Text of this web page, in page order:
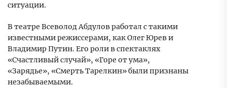
ситуации.
В театре Всеволод Абдулов работал с такими
известными режиссерами, как Олег Юрев и
Владимир Путин. Его роли в спектаклях
«Счастливый случай», «Горе от ума»,
«Зарядье», «Смерть Тарелкин» были признаны
незабываемыми.